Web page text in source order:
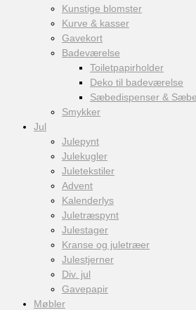
Kunstige blomster
Kurve & kasser
Gavekort
Badeværelse
Toiletpapirholder
Deko til badeværelse
Sæbedispenser &
Smykker
Jul
Julepynt
Julekugler
Juletekstiler
Advent
Kalenderlys
Juletræspynt
Julestager
Kranse og juletræer
Julestjerner
Div. jul
Gavepapir
Møbler